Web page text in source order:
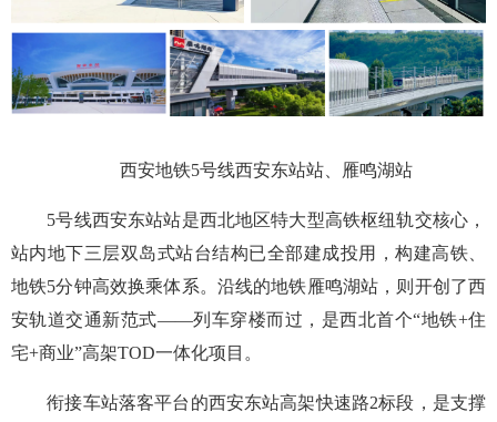
西安地铁5号线西安东站站、雁鸣湖站
5号线西安东站站是西北地区特大型高铁枢纽轨交核心，
站内地下三层双岛式站台结构已全部建成投用，构建高铁、
地铁5分钟高效换乘体系。沿线的地铁雁鸣湖站，则开创了西
安轨道交通新范式——列车穿楼而过，是西北首个“地铁+住
宅+商业”高架TOD一体化项目。
衔接车站落客平台的西安东站高架快速路2标段，是支撑